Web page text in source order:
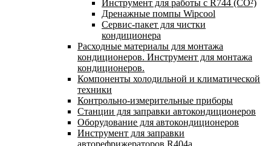
Инструмент для работы с R744 (CO²)
Дренажные помпы Wipcool
Сервис-пакет для чистки
кондиционера
Расходные материалы для монтажа
кондиционеров. Инструмент для монтажа
кондиционеров.
Компоненты холодильной и климатической
техники
Контрольно-измерительные приборы
Станции для заправки автокондиционеров
Оборудование для автокондиционеров
Инструмент для заправки
авторефрижераторов R404a